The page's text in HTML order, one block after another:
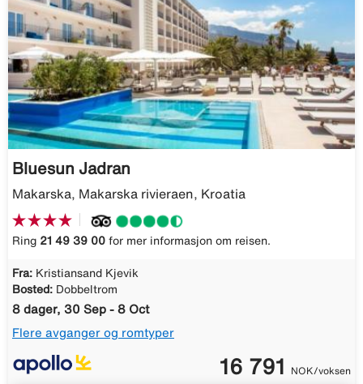
Bluesun Jadran
Makarska, Makarska rivieraen, Kroatia
Ring 21 49 39 00 for mer informasjon om reisen.
Fra: Kristiansand Kjevik
Bosted: Dobbeltrom
8 dager, 30 Sep - 8 Oct
Flere avganger og romtyper
16 791 NOK/voksen